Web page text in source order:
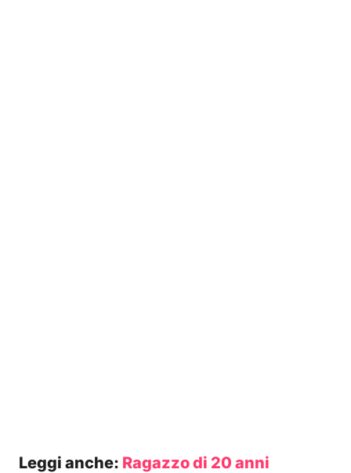
Leggi anche: Ragazzo di 20 anni